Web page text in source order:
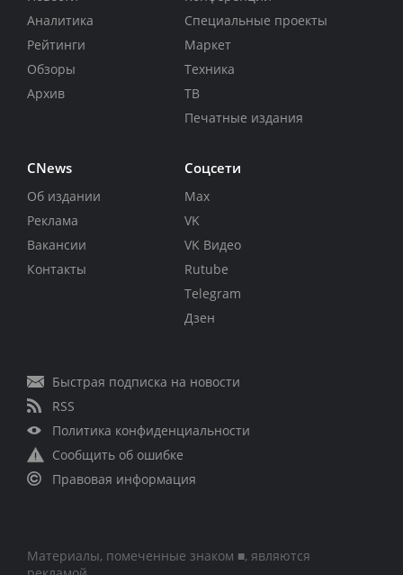
Аналитика
Рейтинги
Обзоры
Архив
Специальные проекты
Маркет
Техника
ТВ
Печатные издания
CNews
Об издании
Реклама
Вакансии
Контакты
Соцсети
Max
VK
VK Видео
Rutube
Telegram
Дзен
Быстрая подписка на новости
RSS
Политика конфиденциальности
Сообщить об ошибке
Правовая информация
Материалы, помеченные знаком ■, являются